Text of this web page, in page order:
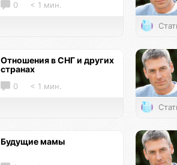
0 < 1 мин.
Отношения в СНГ и других
странах
0 < 1 мин.
Будущие мамы